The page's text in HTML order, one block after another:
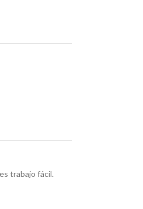
trabajo fácil.